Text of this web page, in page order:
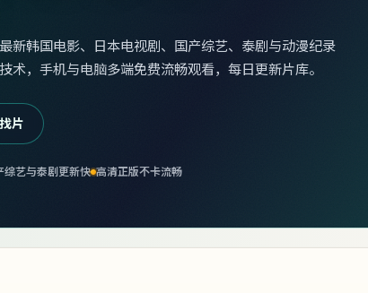
新韩国电影、日本电视剧、国产综艺、泰剧与动漫纪录
术，手机与电脑多端免费流畅观看，每日更新片库。
片
综艺与泰剧更新快 高清正版不卡流畅